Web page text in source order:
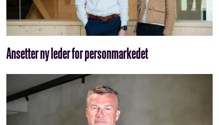
Ansetter ny leder for personmarkedet